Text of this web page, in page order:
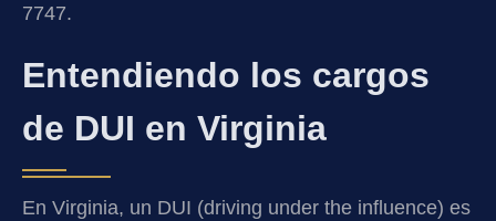
7747.
Entendiendo los cargos
de DUI en Virginia
En Virginia, un DUI (driving under the influence) es